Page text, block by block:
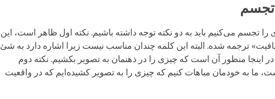
تجسم
را تجسم می‌کنیم باید به دو نکته توجه داشته باشیم. نکته اول ظاهر است، این
ترجمه شده. البته این کلمه چندان مناسب نیست زیرا اشاره دارد به شئ
اینجا منظور آن است که چیزی را در ذهنمان به تصویر بکشیم. نکته دوم
ما به خودمان مباهات کنیم که چیزی را به تصویر کشیده‌ایم که در واقعیت